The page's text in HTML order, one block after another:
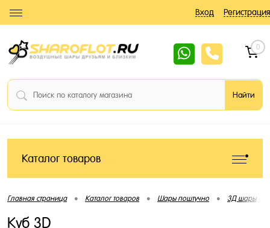
Вход Регистрация
0
Каталог товаров
Главная страница • Каталог товаров • Шары поштучно • 3Д шары
Куб 3D